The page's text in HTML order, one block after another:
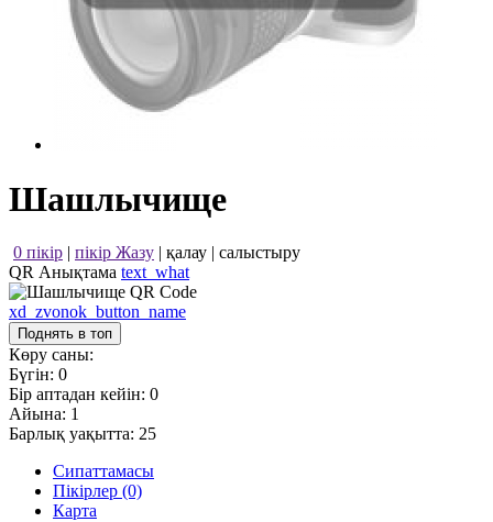
Шашлычище
0 пікір | пікір Жазу | қалау | салыстыру
QR Анықтама text_what
xd_zvonok_button_name
Поднять в топ
Көру саны:
Бүгін: 0
Бір аптадан кейін: 0
Айына: 1
Барлық уақытта: 25
Сипаттамасы
Пікірлер (0)
Карта